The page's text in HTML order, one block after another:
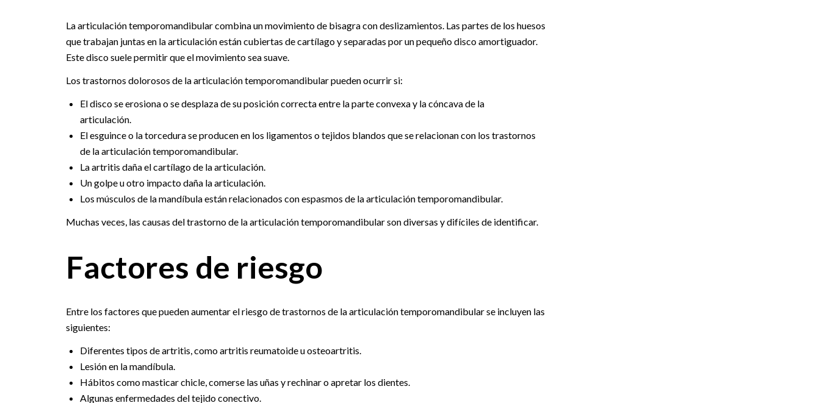
La articulación temporomandibular combina un movimiento de bisagra con deslizamientos. Las partes de los huesos
que trabajan juntas en la articulación están cubiertas de cartílago y separadas por un pequeño disco amortiguador.
Este disco suele permitir que el movimiento sea suave.
Los trastornos dolorosos de la articulación temporomandibular pueden ocurrir si:
El disco se erosiona o se desplaza de su posición correcta entre la parte convexa y la cóncava de la
articulación.
El esguince o la torcedura se producen en los ligamentos o tejidos blandos que se relacionan con los trastornos
de la articulación temporomandibular.
La artritis daña el cartílago de la articulación.
Un golpe u otro impacto daña la articulación.
Los músculos de la mandíbula están relacionados con espasmos de la articulación temporomandibular.
Muchas veces, las causas del trastorno de la articulación temporomandibular son diversas y difíciles de identificar.
Factores de riesgo
Entre los factores que pueden aumentar el riesgo de trastornos de la articulación temporomandibular se incluyen las
siguientes:
Diferentes tipos de artritis, como artritis reumatoide u osteoartritis.
Lesión en la mandíbula.
Hábitos como masticar chicle, comerse las uñas y rechinar o apretar los dientes.
Algunas enfermedades del tejido conectivo.